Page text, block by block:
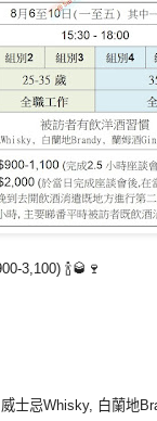
3,100) 🍾🥃🍷
士忌Whisky, 白蘭地